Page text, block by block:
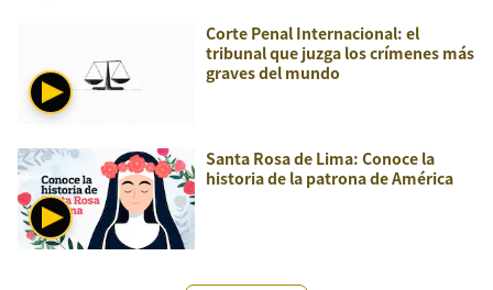
Corte Penal Internacional: el
tribunal que juzga los crímenes más
graves del mundo
Santa Rosa de Lima: Conoce la
historia de la patrona de América